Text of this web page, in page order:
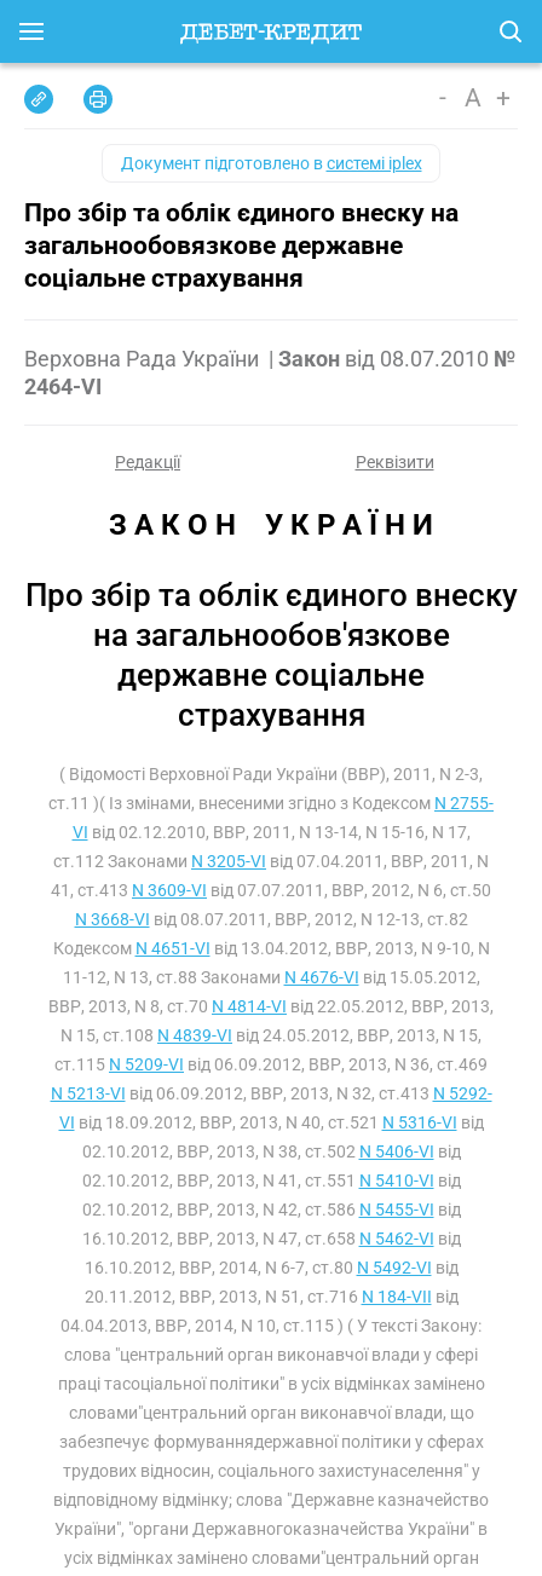
- A +
Документ підготовлено всистемі iplex
Про збір та облік єдиного внеску на
загальнообовязкове державне
соціальне страхування
Верховна Рада України | Закон від 08.07.2010 №
2464-VI
Редакції Реквізити
З А К О Н    У К Р А Ї Н И
Про збір та облік єдиного внеску
на загальнообов'язкове
державне соціальне
страхування
( Відомості Верховної Ради України (ВВР), 2011, N 2-3,
ст.11 )( Із змінами, внесеними згідно з Кодексом N 2755-
VI від 02.12.2010, ВВР, 2011, N 13-14, N 15-16, N 17,
ст.112 Законами N 3205-VI від 07.04.2011, ВВР, 2011, N
41, ст.413 N 3609-VI від 07.07.2011, ВВР, 2012, N 6, ст.50
N 3668-VI від 08.07.2011, ВВР, 2012, N 12-13, ст.82
Кодексом N 4651-VI від 13.04.2012, ВВР, 2013, N 9-10, N
11-12, N 13, ст.88 Законами N 4676-VI від 15.05.2012,
ВВР, 2013, N 8, ст.70 N 4814-VI від 22.05.2012, ВВР, 2013,
N 15, ст.108 N 4839-VI від 24.05.2012, ВВР, 2013, N 15,
ст.115 N 5209-VI від 06.09.2012, ВВР, 2013, N 36, ст.469
N 5213-VI від 06.09.2012, ВВР, 2013, N 32, ст.413 N 5292-
VI від 18.09.2012, ВВР, 2013, N 40, ст.521 N 5316-VI від
02.10.2012, ВВР, 2013, N 38, ст.502 N 5406-VI від
02.10.2012, ВВР, 2013, N 41, ст.551 N 5410-VI від
02.10.2012, ВВР, 2013, N 42, ст.586 N 5455-VI від
16.10.2012, ВВР, 2013, N 47, ст.658 N 5462-VI від
16.10.2012, ВВР, 2014, N 6-7, ст.80 N 5492-VI від
20.11.2012, ВВР, 2013, N 51, ст.716 N 184-VII від
04.04.2013, ВВР, 2014, N 10, ст.115 ) ( У тексті Закону:
слова "центральний орган виконавчої влади у сфері
праці тасоціальної політики" в усіх відмінках замінено
словами"центральний орган виконавчої влади, що
забезпечує формуваннядержавної політики у сферах
трудових відносин, соціального захистунаселення" у
відповідному відмінку; слова "Державне казначейство
України", "органи Державногоказначейства України" в
усіх відмінках замінено словами"центральний орган